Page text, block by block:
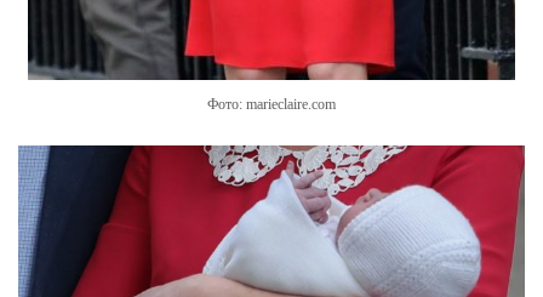
Фото: marieclaire.com